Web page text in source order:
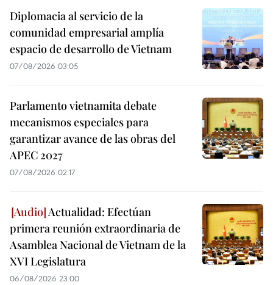
Diplomacia al servicio de la
comunidad empresarial amplía
espacio de desarrollo de Vietnam
07/08/2026 03:05
Parlamento vietnamita debate
mecanismos especiales para
garantizar avance de las obras del
APEC 2027
07/08/2026 02:17
Actualidad: Efectúan
primera reunión extraordinaria de
Asamblea Nacional de Vietnam de la
XVI Legislatura
06/08/2026 23:00